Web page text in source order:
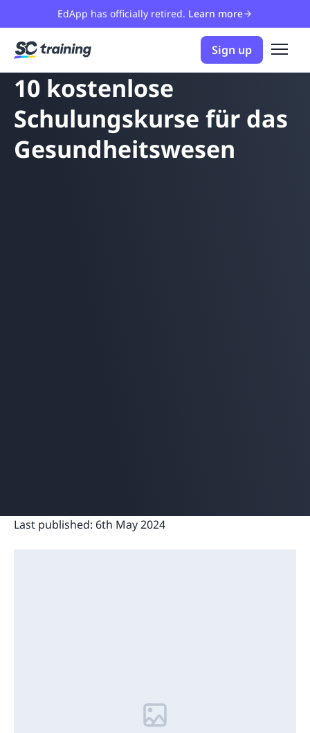
EdApp has officially retired. Learn more
Sign up
10 kostenlose
Schulungskurse für das
Gesundheitswesen
Last published: 6th May 2024